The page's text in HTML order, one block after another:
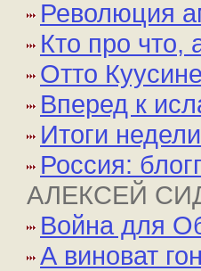
Революция
Кто про
Отто
Вперед к
Итоги
Россия:
АЛЕКСЕЙ
Война для
А виноват